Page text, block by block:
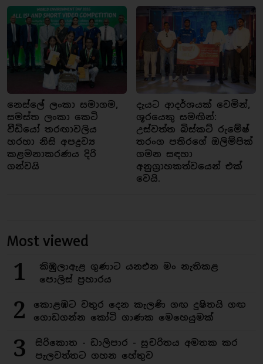
නෙස්ලේ ලංකා සමාගම,
සමස්ත ලංකා කෙටි
වීඩියෝ තරඟාවලිය
හරහා නිසි අපද්‍රව්‍ය
කළමනාකරණය දිරි
ගන්වයි
දැයට ආදර්ශයක් වෙමින්,
ශූරයෙකු සමඟින්:
උස්වත්ත බිස්කට් රුමේෂ්
තරංග පතිරගේ ඔලිම්පික්
ගමන සඳහා
අනුග්‍රාහකත්වයෙන් එක්
වෙයි.
Most viewed
1
කිඹුලාඇළ ගුණාට යනඑන මං නැතිකළ
පොලිස් ප්‍රහාරය
2
කොළඹට වතුර දෙන කැලණි ගඟ දුෂිතයි ගඟ
ගොඩගන්න කෝටි ගාණක මෙහෙයුමක්
3
සිරිකොත - ඩාලිපාර - සුචරිතය අමතක කර
පැලවත්තට ගහන හේතුව